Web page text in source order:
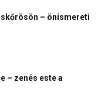
– önismereti
– zenés este a